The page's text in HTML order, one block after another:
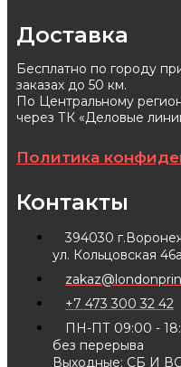
Доставка
Бесплатно по городу
заказах до 50 км.
По Центральному
через ТК «Деловые
Политика
Контакты
394030
ул. Кольцовская
+7 473 300 32 42
ПН-ПТ 09:00 -
без перерыва
Выходные: СБ И